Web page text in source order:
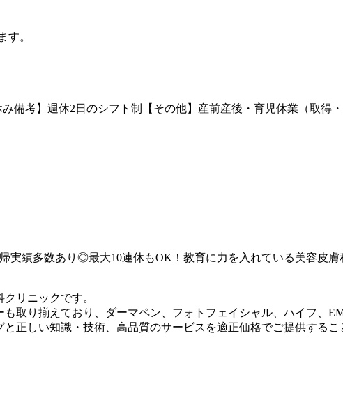
す。
備考】週休2日のシフト制【その他】産前産後・育児休業（取得
実績多数あり◎最大10連休もOK！教育に力を入れている美容皮
リニックです。
取り揃えており、ダーマペン、フォトフェイシャル、ハイフ、
正しい知識・技術、高品質のサービスを適正価格でご提供するこ